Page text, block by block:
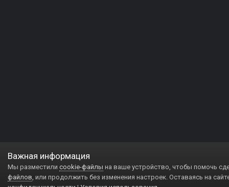
Важная информация
Мы разместили cookie-файлы на ваше устройство, чтобы помочь
файлов, или продолжить без изменения настроек. Оставаясь на